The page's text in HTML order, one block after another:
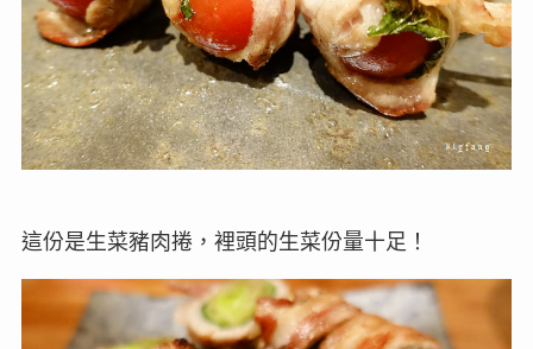
這份是生菜豬肉捲，裡頭的生菜份量十足！